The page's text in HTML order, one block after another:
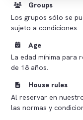
Groups
Los grupos sólo se
sujeto a condiciones.
Age
La edad mínima para
de 18 años.
House rules
Al reservar en
las normas y